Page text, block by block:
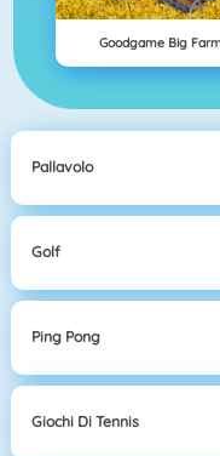
Goodgame Big
Pallavolo
Golf
Ping Pong
Giochi Di Tennis